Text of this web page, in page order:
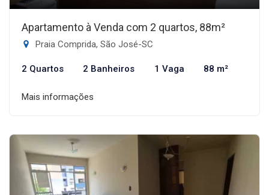
Apartamento à Venda com 2 quartos, 88m²
Praia Comprida, São José-SC
2 Quartos 2 Banheiros 1 Vaga 88 m²
Mais informações